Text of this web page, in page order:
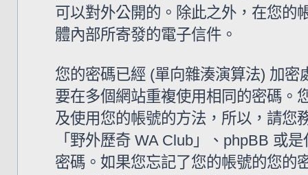
可以對外公開的。除此之外，在您的
體內部所寄發的電子信件。
您的密碼已經 (單向雜湊演算法) 加
要在多個網站重複使用相同的密碼。
及使用您的帳號的方法，所以，請您
「野外歷奇 WA Club」、phpBB 或
密碼。如果您忘記了您的帳號的您的